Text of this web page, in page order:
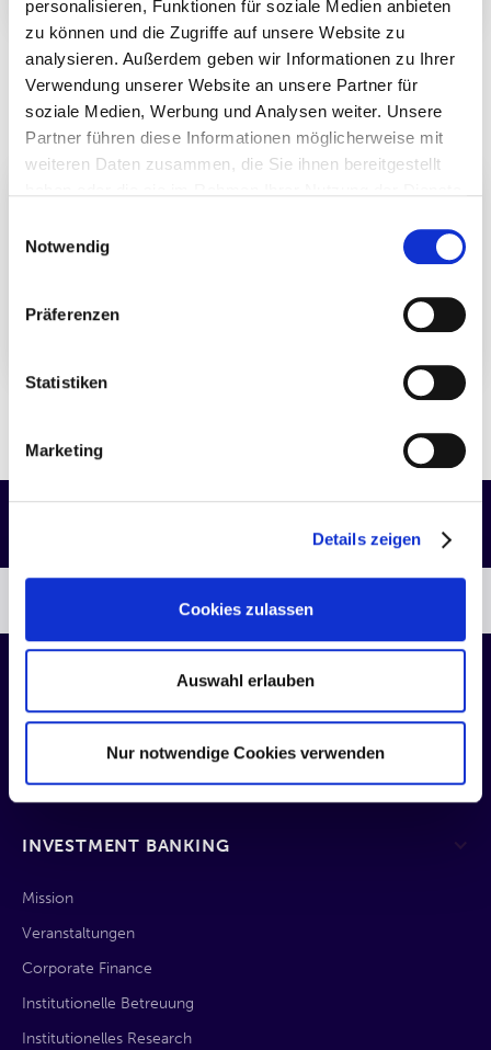
personalisieren, Funktionen für soziale Medien anbieten
zu können und die Zugriffe auf unsere Website zu
analysieren. Außerdem geben wir Informationen zu Ihrer
Verwendung unserer Website an unsere Partner für
soziale Medien, Werbung und Analysen weiter. Unsere
Partner führen diese Informationen möglicherweise mit
weiteren Daten zusammen, die Sie ihnen bereitgestellt
willigen Sie gem. Art. 49 Abs. 1 DSGVO ein, dass auch
möglich, dass die übermittelten Daten durch lokale
Behörden verarbeitet werden.
Notwendig
Präferenzen
Statistiken
Marketing
Details zeigen
Cookies zulassen
Auswahl erlauben
Nur notwendige Cookies verwenden
Do., 21.04.2022
8. „Quirin Champions“-Konferenz setzt
Fokus auf erfolgreiche Small- und Mid-
Cap-Unternehmen
Fr., 15.10.2021
INVESTMENT BANKING
Mission
Veranstaltungen
Corporate Finance
Institutionelle Betreuung
Institutionelles Research
DIE QUIRIN APP